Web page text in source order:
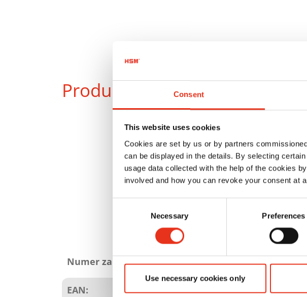
Consent
This website uses cookies
Cookies are set by us or by partners
can be displayed in the details. By selecting
usage data collected with the help of the cookies
involved and how you can revoke your consent at
Necessary Preferences
Use necessary cookies only
Produkty w porównaniu
produktu
HSM Pure
3,9 mm
Numer zamówienia: 2350111
EAN: 4026631054294